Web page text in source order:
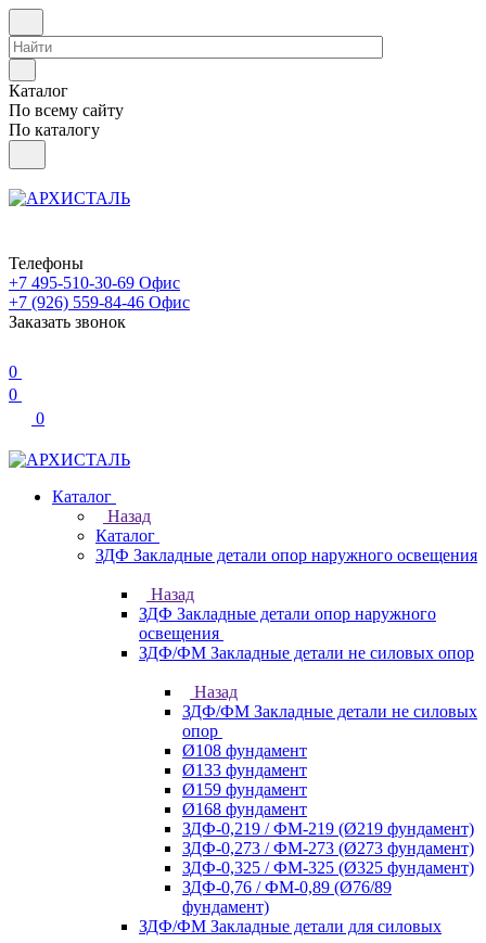
Каталог
По всему сайту
По каталогу
Телефоны
+7 495-510-30-69 Офис
+7 (926) 559-84-46 Офис
Заказать звонок
0
0
0
Каталог
Назад
Каталог
ЗДФ Закладные детали опор наружного освещения
Назад
ЗДФ Закладные детали опор наружного
освещения
ЗДФ/ФМ Закладные детали не силовых опор
Назад
ЗДФ/ФМ Закладные детали не силовых
опор
Ø108 фундамент
Ø133 фундамент
Ø159 фундамент
Ø168 фундамент
ЗДФ-0,219 / ФМ-219 (Ø219 фундамент)
ЗДФ-0,273 / ФМ-273 (Ø273 фундамент)
ЗДФ-0,325 / ФМ-325 (Ø325 фундамент)
ЗДФ-0,76 / ФМ-0,89 (Ø76/89
фундамент)
ЗДФ/ФМ Закладные детали для силовых